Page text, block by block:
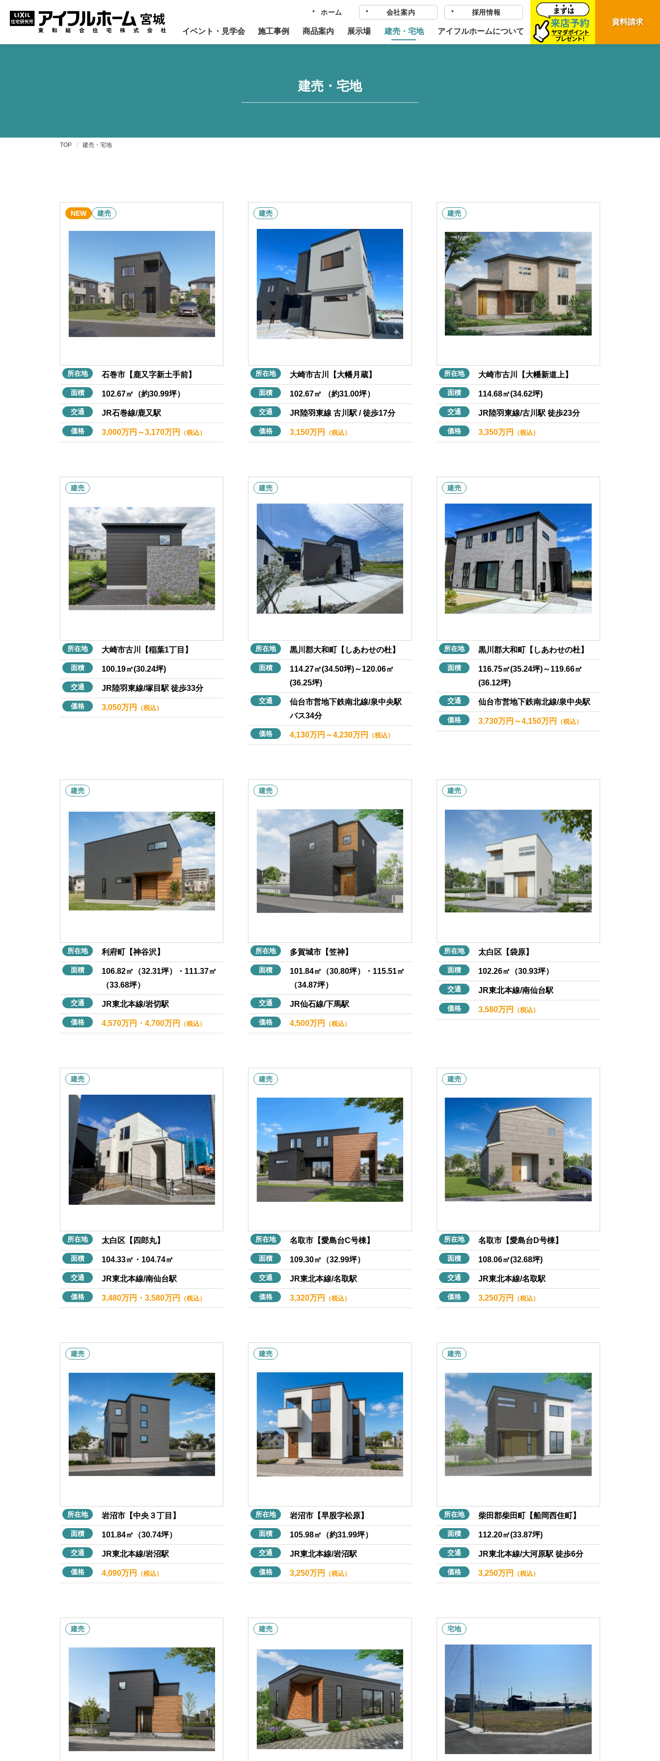
資料請求
イベント・見学会
施工事例 商品案内 展示場 建売・宅地 アイフルホームについて
ホーム 会社案内 採用情報
建売・宅地
TOP 建売・宅地
NEW 建売
所在地 石巻市【鹿又字新土手前】
面積 102.67㎡（約30.99坪）
交通 JR石巻線/鹿又駅
価格 3,000万円～3,170万円 （税込）
建売
所在地 大崎市古川【大幡月蔵】
面積 102.67㎡ （約31.00坪）
交通 JR陸羽東線 古川駅 / 徒歩17分
価格 3,150万円 （税込）
建売
所在地 大崎市古川【大幡新道上】
面積 114.68㎡(34.62坪)
交通 JR陸羽東線/古川駅 徒歩23分
価格 3,350万円 （税込）
建売
所在地 大崎市古川【稲葉1丁目】
面積 100.19㎡(30.24坪)
交通 JR陸羽東線/塚目駅 徒歩33分
価格 3,050万円 （税込）
建売
所在地 黒川郡大和町【しあわせの杜】
面積
114.27㎡(34.50坪)～120.06㎡
(36.25坪)
交通
仙台市営地下鉄南北線/泉中央駅
バス34分
価格 4,130万円～4,230万円 （税込）
建売
所在地 黒川郡大和町【しあわせの杜】
面積
116.75㎡(35.24坪)～119.66㎡
(36.12坪)
交通 仙台市営地下鉄南北線/泉中央駅
価格 3,730万円～4,150万円 （税込）
建売
所在地 利府町【神谷沢】
面積
106.82㎡（32.31坪）・111.37㎡
（33.68坪）
交通 JR東北本線/岩切駅
価格 4,570万円・4,700万円 （税込）
建売
所在地 多賀城市【笠神】
面積
101.84㎡（30.80坪）・115.51㎡
（34.87坪）
交通 JR仙石線/下馬駅
価格 4,500万円 （税込）
建売
所在地 太白区【袋原】
面積 102.26㎡（30.93坪）
交通 JR東北本線/南仙台駅
価格 3,580万円 （税込）
建売
所在地 太白区【四郎丸】
面積 104.33㎡・104.74㎡
交通 JR東北本線/南仙台駅
価格 3,480万円・3,580万円 （税込）
建売
所在地 名取市【愛島台C号棟】
面積 109.30㎡（32.99坪）
交通 JR東北本線/名取駅
価格 3,320万円 （税込）
建売
所在地 名取市【愛島台D号棟】
面積 108.06㎡(32.68坪)
交通 JR東北本線/名取駅
価格 3,250万円 （税込）
建売
所在地 岩沼市【中央３丁目】
面積 101.84㎡（30.74坪）
交通 JR東北本線/岩沼駅
価格 4,090万円 （税込）
建売
所在地 岩沼市【早股字松原】
面積 105.98㎡（約31.99坪）
交通 JR東北本線/岩沼駅
価格 3,250万円 （税込）
建売
所在地 柴田郡柴田町【船岡西住町】
面積 112.20㎡(33.87坪)
交通 JR東北本線/大河原駅 徒歩6分
価格 3,250万円 （税込）
建売 建売 宅地